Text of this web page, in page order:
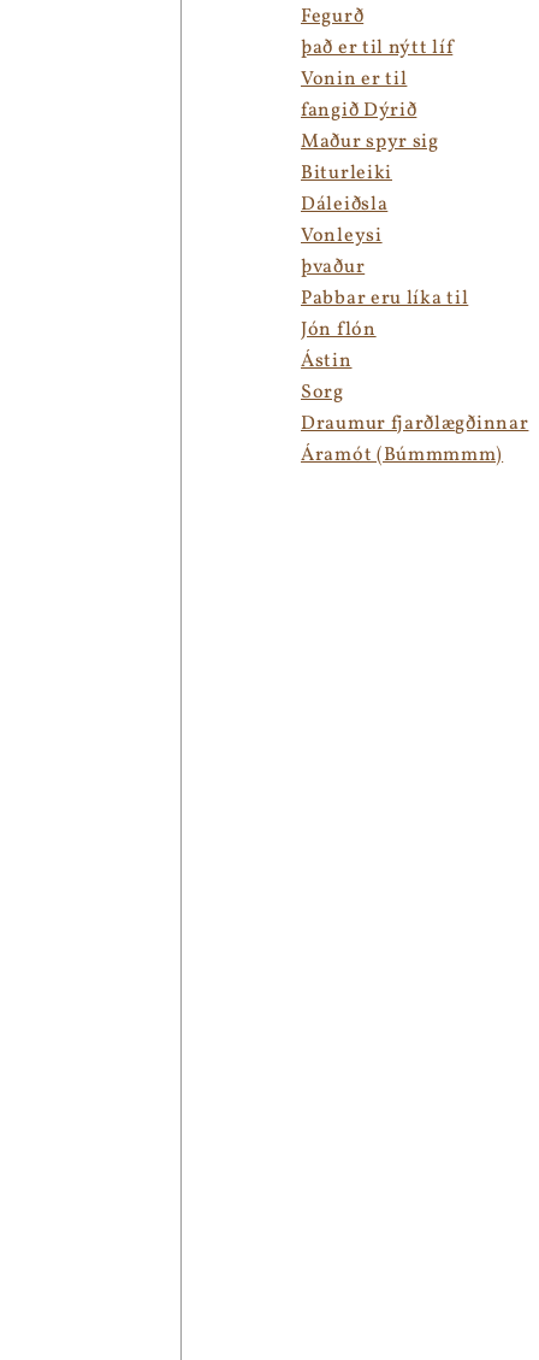
Fegurð
það er til nýtt líf
Vonin er til
fangið Dýrið
Maður spyr sig
Biturleiki
Dáleiðsla
Vonleysi
þvaður
Pabbar eru líka til
Jón flón
Ástin
Sorg
Draumur fjarðlægðinnar
Áramót (Búmmmmm)